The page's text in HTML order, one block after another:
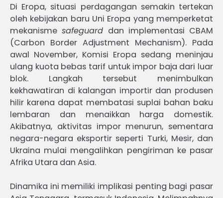
Di Eropa, situasi perdagangan semakin tertekan
oleh kebijakan baru Uni Eropa yang memperketat
mekanismesafeguard dan implementasi CBAM
(Carbon Border Adjustment Mechanism). Pada
awal November, Komisi Eropa sedang meninjau
ulang kuota bebas tarif untuk impor baja dari luar
blok. Langkah tersebut menimbulkan
kekhawatiran di kalangan importir dan produsen
hilir karena dapat membatasi suplai bahan baku
lembaran dan menaikkan harga domestik.
Akibatnya, aktivitas impor menurun, sementara
negara-negara eksportir seperti Turki, Mesir, dan
Ukraina mulai mengalihkan pengiriman ke pasar
Afrika Utara dan Asia.
Dinamika ini memiliki implikasi penting bagi pasar